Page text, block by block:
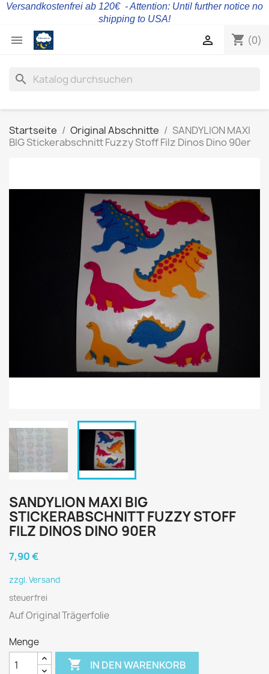
Versandkostenfrei ab 120€ - Attention: Until further notice no
shipping to USA!
 shopping_cart (0)

search
Startseite Original Abschnitte
SANDYLION MAXI
BIG Stickerabschnitt Fuzzy Stoff Filz Dinos Dino 90er
SANDYLION MAXI BIG
STICKERABSCHNITT FUZZY STOFF
FILZ DINOS DINO 90ER
7,90 €
zzgl. Versand
steuerfrei
Auf Original Trägerfolie
Menge
 IN DEN WARENKORB